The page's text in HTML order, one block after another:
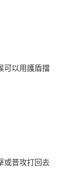
可以用護盾擋
或普攻打回去